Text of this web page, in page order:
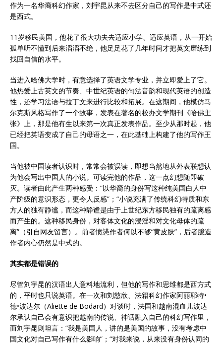
作为一名华裔科幻作家，刘宇昆从来不去区分自己的写作是中式还
是西式。
11岁移民美国，他花了很大功夫去适应小学、适应英语，从一开始
孤单听不懂到后来滔滔不绝，他足足花了几年时间才把英文磨练到
找回自信的水平。
当进入哈佛大学时，有意选择了英语文学专业，并立即爱上了它。
他热爱上古英文的节奏、中世纪英语的句法音韵和现代英语的创造
性，还学习法语与拉丁文来进行比较和拓展。在这期间，他模仿马
尔克斯风格写作了一个故事，发表在著名的校办文学期刊《哈佛主
张》上，那是他有生以来第一次真正发表作品。至少从那时起，他
已经把英语变成了自己的母语之一，在此基础上构建了他的写作王
国。
当他被中国读者认识时，常常会被误读，即想当然地从外表联想认
为他会写出中国人的小说。可读完他的作品，这一点幻想随即破
灭。读者由此产生两种感受：“以华裔的身份写这种纯美国白人中
产阶级的意识形态，更令人反感”；“小说充满了传统科幻特质和东
方人的独有静谧，而这种静谧是由于上世纪东方移民独有的疏离感
而产生的。这种移民身份，对客体文化的浸淫和对文化母体的疏
离”（引自网友留言）。前者愤懑作者何以不够“黄皮肤”，后者臆造
作者内心仍然是中式的。
其实都是错误的
尽管刘宇昆的汉语出人意料地流利，但他的写作和思维都是西方式
的，平时也只说英语。在一次和刘慈欣、法籍科幻作家阿丽耶特•
德•波达尔（Aliette de Bodard）对谈时，法国和越南混血儿波达
尔承认自己会有意识把越南的传说、神话融入自己的科幻写作里，
而刘宇昆则坦言：“我是美国人，讲的是美国的故事，没有考虑中
国文化对自己写作有什么影响”；“对我来说，从来没有身份认同的